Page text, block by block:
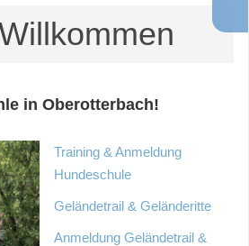
in Oberotterbach!
Training & Anmeldung
Hundeschule
Geländetrail & Geländeritte
Anmeldung Geländetrail &